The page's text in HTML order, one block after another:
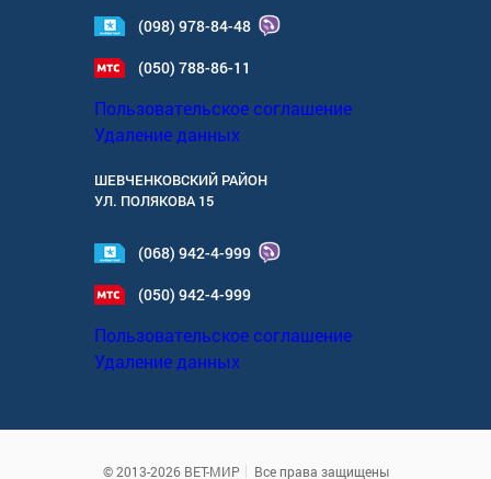
(098) 978-84-48
(050) 788-86-11
Пользовательское соглашение
Удаление данных
ШЕВЧЕНКОВСКИЙ РАЙОН
УЛ. ПОЛЯКОВА 15
(068) 942-4-999
(050) 942-4-999
Пользовательское соглашение
Удаление данных
© 2013-2026 ВЕТ-МИР Все права защищены